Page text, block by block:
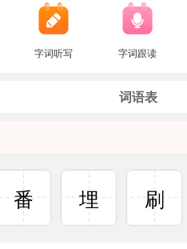
字词听写 字词跟读
词语表
番 埋 刷